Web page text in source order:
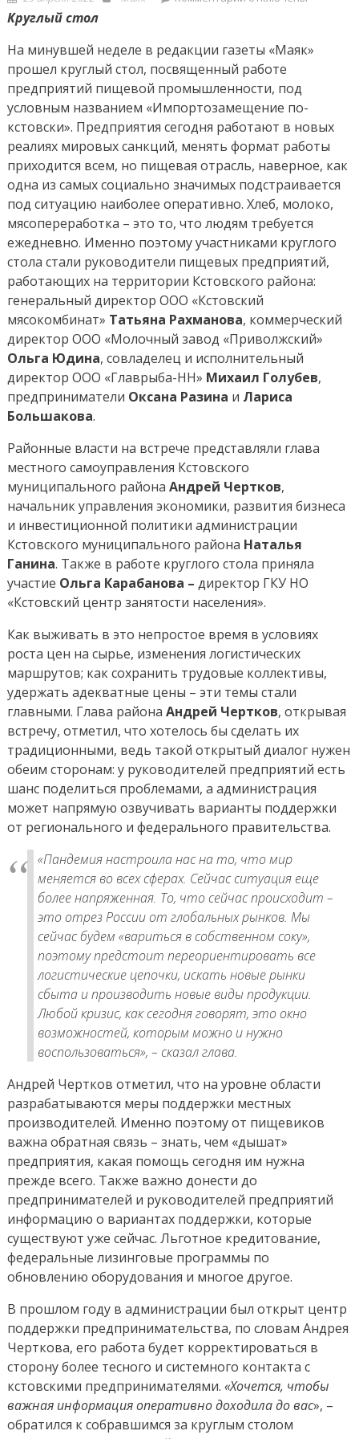
on
открытый
разговор
Круглый стол
На минувшей неделе в редакции газеты «Маяк»
прошел круглый стол, посвященный работе
предприятий пищевой промышленности, под
условным названием «Импортозамещение по-
кстовски». Предприятия сегодня работают в новых
реалиях мировых санкций, менять формат работы
приходится всем, но пищевая отрасль, наверное, как
одна из самых социально значимых подстраивается
под ситуацию наиболее оперативно. Хлеб, молоко,
мясопереработка – это то, что людям требуется
ежедневно. Именно поэтому участниками круглого
стола стали руководители пищевых предприятий,
работающих на территории Кстовского района:
генеральный директор ООО «Кстовский
мясокомбинат» Татьяна Рахманова, коммерческий
директор ООО «Молочный завод «Приволжский»
Ольга Юдина, совладелец и исполнительный
директор ООО «Главрыба-НН» Михаил Голубев,
предприниматели Оксана Разина и Лариса
Большакова.
Районные власти на встрече представляли глава
местного самоуправления Кстовского
муниципального района Андрей Чертков,
начальник управления экономики, развития бизнеса
и инвестиционной политики администрации
Кстовского муниципального района Наталья
Ганина. Также в работе круглого стола приняла
участие Ольга Карабанова – директор ГКУ НО
«Кстовский центр занятости населения».
Как выживать в это непростое время в условиях
роста цен на сырье, изменения логистических
маршрутов; как сохранить трудовые коллективы,
удержать адекватные цены – эти темы стали
главными. Глава района Андрей Чертков, открывая
встречу, отметил, что хотелось бы сделать их
традиционными, ведь такой открытый диалог нужен
обеим сторонам: у руководителей предприятий есть
шанс поделиться проблемами, а администрация
может напрямую озвучивать варианты поддержки
от регионального и федерального правительства.
«Пандемия настроила нас на то, что мир
меняется во всех сферах. Сейчас ситуация еще
более напряженная. То, что сейчас происходит –
это отрез России от глобальных рынков. Мы
сейчас будем «вариться в собственном соку»,
поэтому предстоит переориентировать все
логистические цепочки, искать новые рынки
сбыта и производить новые виды продукции.
Любой кризис, как сегодня говорят, это окно
возможностей, которым можно и нужно
воспользоваться», – сказал глава.
Андрей Чертков отметил, что на уровне области
разрабатываются меры поддержки местных
производителей. Именно поэтому от пищевиков
важна обратная связь – знать, чем «дышат»
предприятия, какая помощь сегодня им нужна
прежде всего. Также важно донести до
предпринимателей и руководителей предприятий
информацию о вариантах поддержки, которые
существуют уже сейчас. Льготное кредитование,
федеральные лизинговые программы по
обновлению оборудования и многое другое.
В прошлом году в администрации был открыт центр
поддержки предпринимательства, по словам Андрея
Черткова, его работа будет корректироваться в
сторону более тесного и системного контакта с
кстовскими предпринимателями. «Хочется, чтобы
важная информация оперативно доходила до вас», –
обратился к собравшимся за круглым столом